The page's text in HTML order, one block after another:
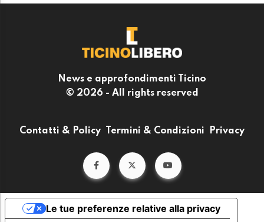
News e approfondimenti Ticino
© 2026 - All rights reserved
Contatti & Policy Termini & Condizioni Privacy
Le tue preferenze relative alla privacy